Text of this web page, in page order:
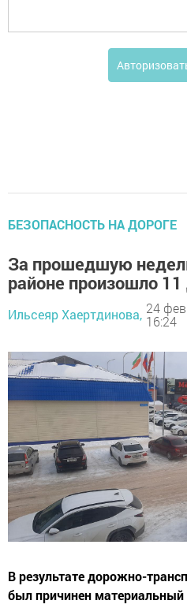
БЕЗОПАСНОСТЬ НА ДОРОГЕ
За прошедшую
районе произошло
Ильсеяр Хаертдинова, 24
16:24
В результате дорожно-
был причинен